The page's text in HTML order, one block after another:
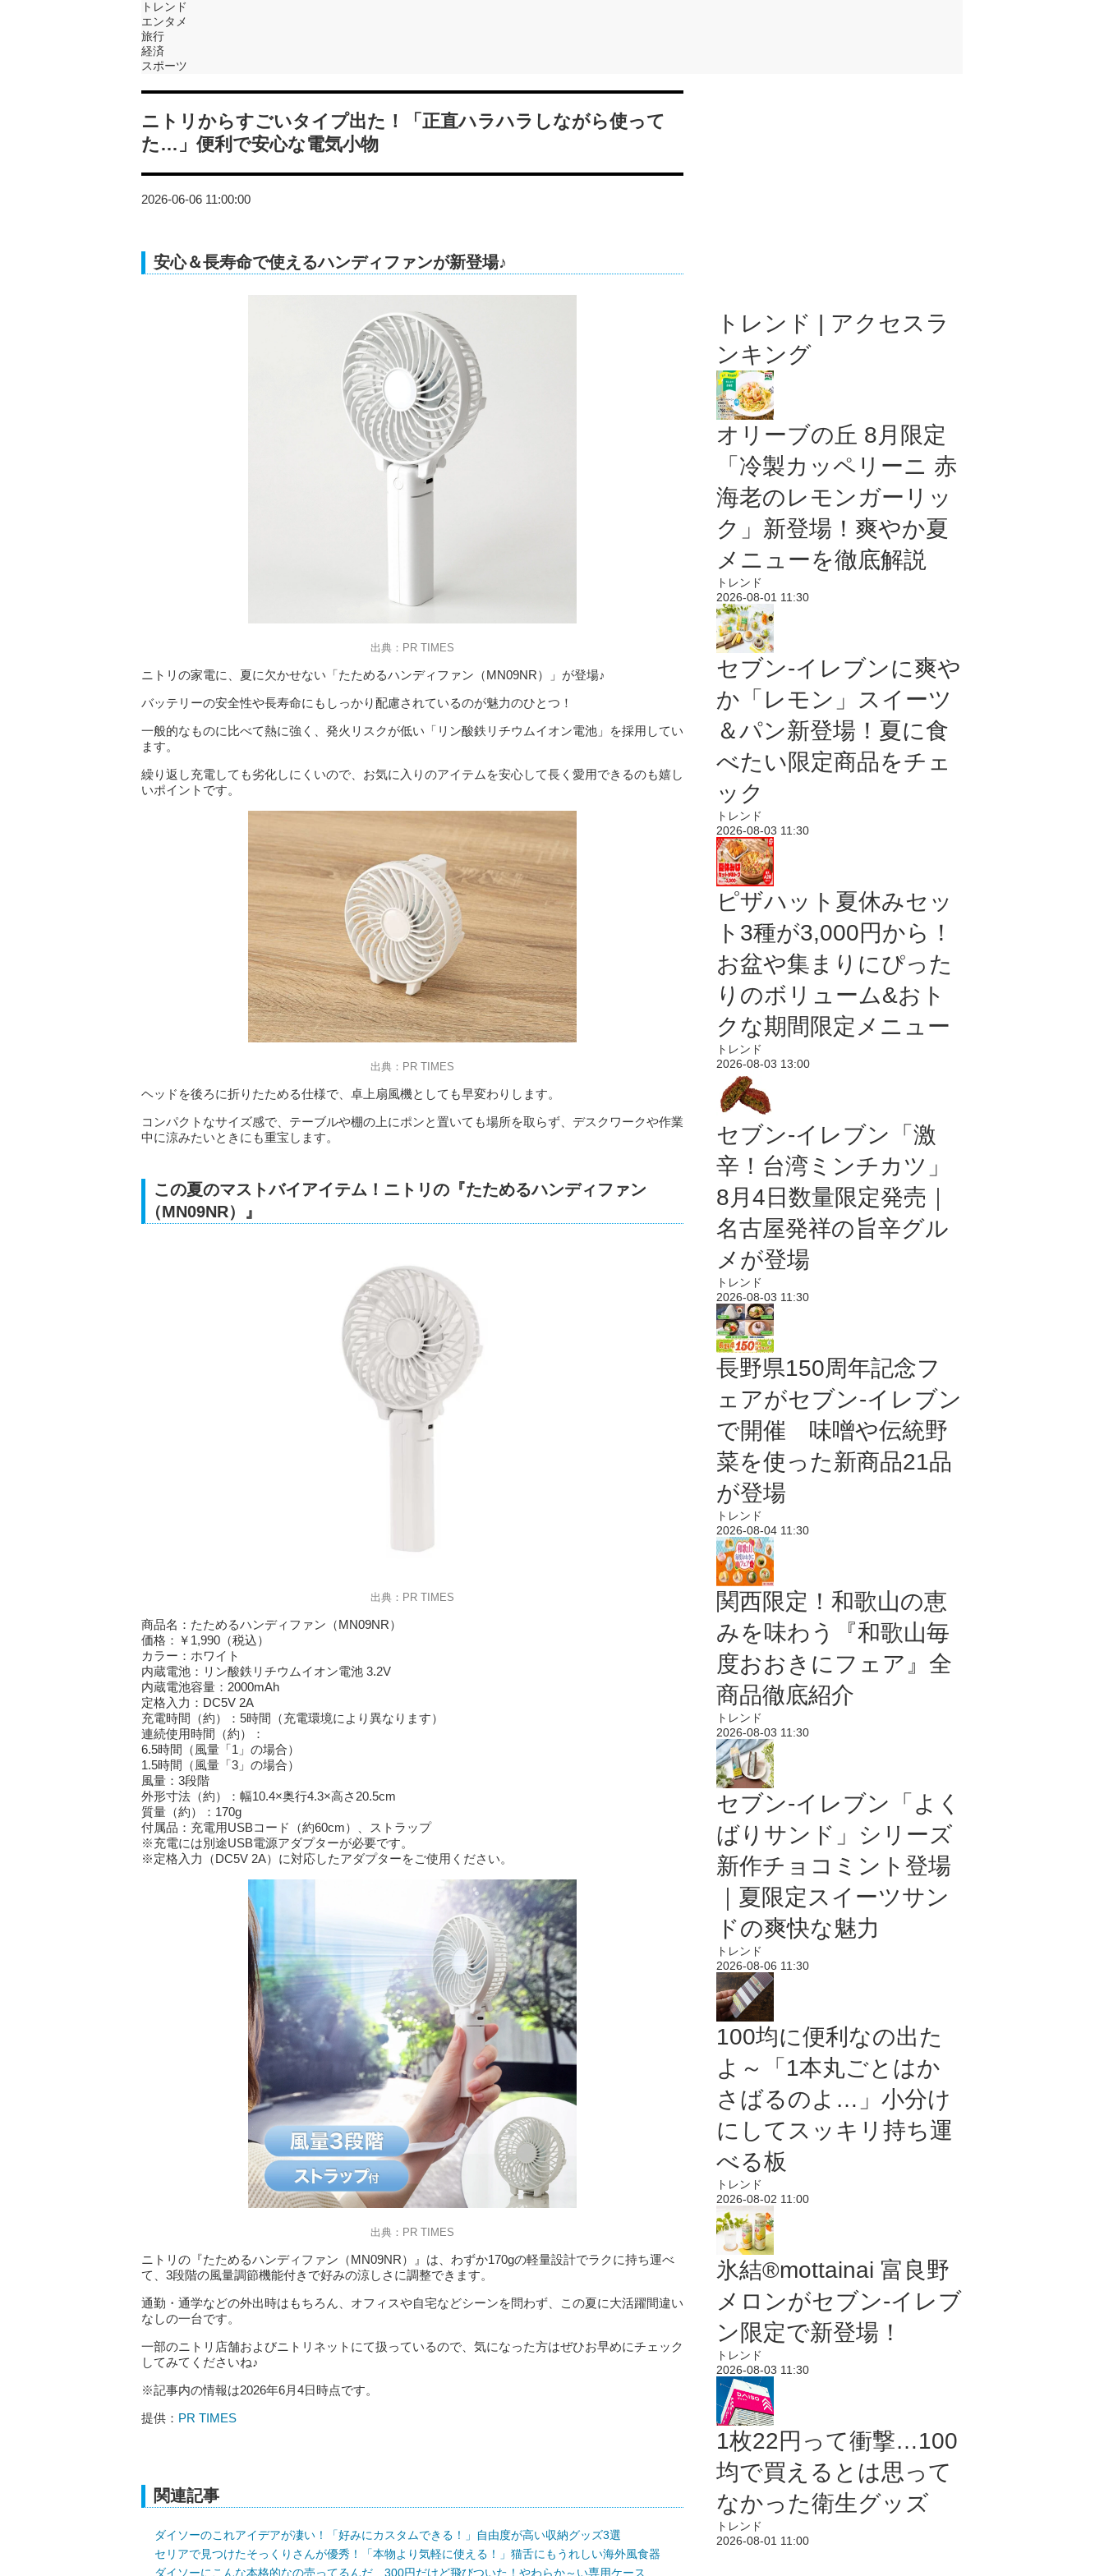
トレンド
エンタメ
旅行
経済
スポーツ
ニトリからすごいタイプ出た！「正直ハラハラしながら使って
た…」便利で安心な電気小物
2026-06-06 11:00:00
安心＆長寿命で使えるハンディファンが新登場♪
出典：PR TIMES
ニトリの家電に、夏に欠かせない「たためるハンディファン（MN09NR）」が登場♪
バッテリーの安全性や長寿命にもしっかり配慮されているのが魅力のひとつ！
一般的なものに比べて熱に強く、発火リスクが低い「リン酸鉄リチウムイオン電池」を採用してい
ます。
繰り返し充電しても劣化しにくいので、お気に入りのアイテムを安心して長く愛用できるのも嬉し
いポイントです。
出典：PR TIMES
ヘッドを後ろに折りたためる仕様で、卓上扇風機としても早変わりします。
コンパクトなサイズ感で、テーブルや棚の上にポンと置いても場所を取らず、デスクワークや作業
中に涼みたいときにも重宝します。
この夏のマストバイアイテム！ニトリの『たためるハンディファン
（MN09NR）』
出典：PR TIMES
商品名：たためるハンディファン（MN09NR）
価格：￥1,990（税込）
カラー：ホワイト
内蔵電池：リン酸鉄リチウムイオン電池 3.2V
内蔵電池容量：2000mAh
定格入力：DC5V 2A
充電時間（約）：5時間（充電環境により異なります）
連続使用時間（約）：
6.5時間（風量「1」の場合）
1.5時間（風量「3」の場合）
風量：3段階
外形寸法（約）：幅10.4×奥行4.3×高さ20.5cm
質量（約）：170g
付属品：充電用USBコード（約60cm）、ストラップ
※充電には別途USB電源アダプターが必要です。
※定格入力（DC5V 2A）に対応したアダプターをご使用ください。
出典：PR TIMES
ニトリの『たためるハンディファン（MN09NR）』は、わずか170gの軽量設計でラクに持ち運べ
て、3段階の風量調節機能付きで好みの涼しさに調整できます。
通勤・通学などの外出時はもちろん、オフィスや自宅などシーンを問わず、この夏に大活躍間違い
なしの一台です。
一部のニトリ店舗およびニトリネットにて扱っているので、気になった方はぜひお早めにチェック
してみてくださいね♪
※記事内の情報は2026年6月4日時点です。
提供： PR TIMES
関連記事
ダイソーのこれアイデアが凄い！「好みにカスタムできる！」自由度が高い収納グッズ3選
セリアで見つけたそっくりさんが優秀！「本物より気軽に使える！」猫舌にもうれしい海外風食器
ダイソーにこんな本格的なの売ってるんだ…300円だけど飛びついた！やわらか～い専用ケース
トレンド | アクセスラ
ンキング
オリーブの丘 8月限定
「冷製カッペリーニ 赤
海老のレモンガーリッ
ク」新登場！爽やか夏
メニューを徹底解説
トレンド
2026-08-01 11:30
セブン‐イレブンに爽や
か「レモン」スイーツ
＆パン新登場！夏に食
べたい限定商品をチェ
ック
トレンド
2026-08-03 11:30
ピザハット夏休みセッ
ト3種が3,000円から！
お盆や集まりにぴった
りのボリューム&おト
クな期間限定メニュー
トレンド
2026-08-03 13:00
セブン-イレブン「激
辛！台湾ミンチカツ」
8月4日数量限定発売｜
名古屋発祥の旨辛グル
メが登場
トレンド
2026-08-03 11:30
長野県150周年記念フ
ェアがセブン-イレブン
で開催 味噌や伝統野
菜を使った新商品21品
が登場
トレンド
2026-08-04 11:30
関西限定！和歌山の恵
みを味わう『和歌山毎
度おおきにフェア』全
商品徹底紹介
トレンド
2026-08-03 11:30
セブン‐イレブン「よく
ばりサンド」シリーズ
新作チョコミント登場
｜夏限定スイーツサン
ドの爽快な魅力
トレンド
2026-08-06 11:30
100均に便利なの出た
よ～「1本丸ごとはか
さばるのよ…」小分け
にしてスッキリ持ち運
べる板
トレンド
2026-08-02 11:00
氷結®mottainai 富良野
メロンがセブン‐イレブ
ン限定で新登場！
トレンド
2026-08-03 11:30
1枚22円って衝撃…100
均で買えるとは思って
なかった衛生グッズ
トレンド
2026-08-01 11:00